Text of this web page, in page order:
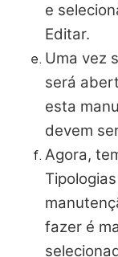
e
Editar.
Uma vez
será
esta
devem
Agora,
fazer é